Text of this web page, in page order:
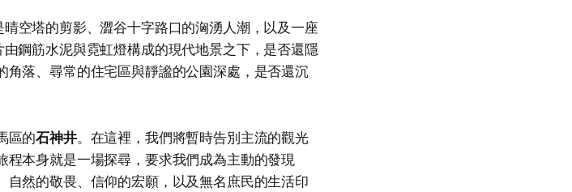
空塔的剪影、澀谷十字路口的洶湧人潮，以及一座
鋼筋水泥與霓虹燈構成的現代地景之下，是否還隱
落、尋常的住宅區與靜謐的公園深處，是否還沉
區的石神井。在這裡，我們將暫時告別主流的觀光
本身就是一場探尋，要求我們成為主動的發現
然的敬畏、信仰的宏願，以及無名庶民的生活印